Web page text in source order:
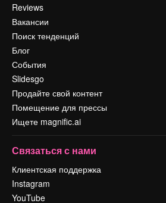
Reviews
Вакансии
Поиск тенденций
Блог
События
Slidesgo
Продайте свой контент
Помещение для прессы
Ищете magnific.ai
Связаться с нами
Клиентская поддержка
Instagram
YouTube